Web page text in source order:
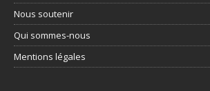
Nous soutenir
Qui sommes-nous
Mentions légales